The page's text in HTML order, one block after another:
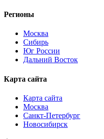
Регионы
Москва
Сибирь
Юг России
Дальний Восток
Карта сайта
Карта сайта
Москва
Санкт-Петербург
Новосибирск